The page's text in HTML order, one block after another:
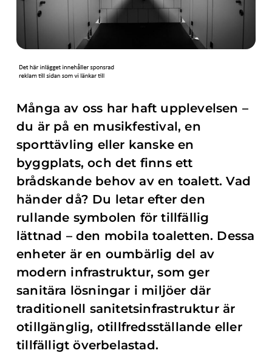
Många av oss har haft upplevelsen –
du är på en musikfestival, en
sporttävling eller kanske en
byggplats, och det finns ett
brådskande behov av en toalett. Vad
händer då? Du letar efter den
rullande symbolen för tillfällig
lättnad – den mobila toaletten. Dessa
enheter är en oumbärlig del av
modern infrastruktur, som ger
sanitära lösningar i miljöer där
traditionell sanitetsinfrastruktur är
otillgänglig, otillfredsställande eller
tillfälligt överbelastad.